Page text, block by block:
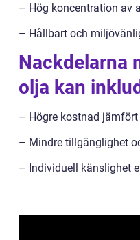
– Hög koncentration av
– Hållbart och
Nackdelarna
olja kan
– Högre kostnad
– Mindre tillgänglighet
– Individuell känslighet